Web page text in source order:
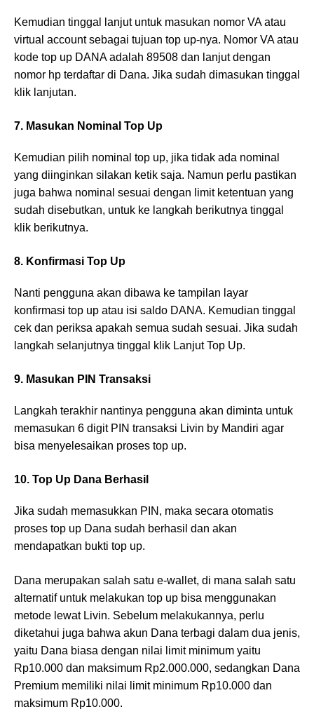
Kemudian tinggal lanjut untuk masukan nomor VA atau
virtual account sebagai tujuan top up-nya. Nomor VA atau
kode top up DANA adalah 89508 dan lanjut dengan
nomor hp terdaftar di Dana. Jika sudah dimasukan tinggal
klik lanjutan.
7. Masukan Nominal Top Up
Kemudian pilih nominal top up, jika tidak ada nominal
yang diinginkan silakan ketik saja. Namun perlu pastikan
juga bahwa nominal sesuai dengan limit ketentuan yang
sudah disebutkan, untuk ke langkah berikutnya tinggal
klik berikutnya.
8. Konfirmasi Top Up
Nanti pengguna akan dibawa ke tampilan layar
konfirmasi top up atau isi saldo DANA. Kemudian tinggal
cek dan periksa apakah semua sudah sesuai. Jika sudah
langkah selanjutnya tinggal klik Lanjut Top Up.
9. Masukan PIN Transaksi
Langkah terakhir nantinya pengguna akan diminta untuk
memasukan 6 digit PIN transaksi Livin by Mandiri agar
bisa menyelesaikan proses top up.
10. Top Up Dana Berhasil
Jika sudah memasukkan PIN, maka secara otomatis
proses top up Dana sudah berhasil dan akan
mendapatkan bukti top up.
Dana merupakan salah satu e-wallet, di mana salah satu
alternatif untuk melakukan top up bisa menggunakan
metode lewat Livin. Sebelum melakukannya, perlu
diketahui juga bahwa akun Dana terbagi dalam dua jenis,
yaitu Dana biasa dengan nilai limit minimum yaitu
Rp10.000 dan maksimum Rp2.000.000, sedangkan Dana
Premium memiliki nilai limit minimum Rp10.000 dan
maksimum Rp10.000.